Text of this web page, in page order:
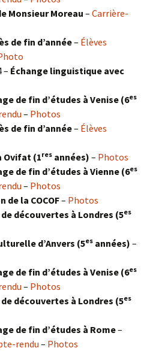
Monsieur Moreau – Carrière-
de fin d’année– Élèves
– Échange linguistique avec
de fin d’études à Venise (6es
– Photos
de fin d’année– Élèves
Ovifat (1res années) – Photos
de fin d’études à Vienne (6es
– Photos
de la COCOF– Photos
découvertes à Londres (5es
d’Anvers (5es années) –
de fin d’études à Venise (6es
– Photos
découvertes à Londres (5es
de fin d’études à Rome–
rendu – Photos